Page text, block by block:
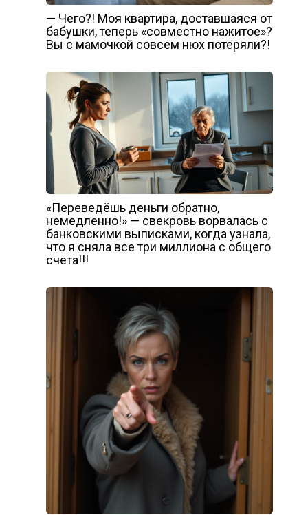
— Чего?! Моя квартира, доставшаяся от
бабушки, теперь «совместно нажитое»?
Вы с мамочкой совсем нюх потеряли?!
«Переведёшь деньги обратно,
немедленно!» — свекровь ворвалась с
банковскими выписками, когда узнала,
что я сняла все три миллиона с общего
счета!!!